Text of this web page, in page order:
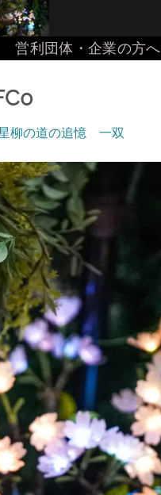
営利団体・企業の方へ
柳の道の追憶 一双